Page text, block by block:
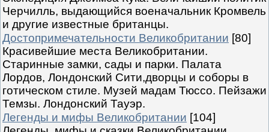
Черчилль, выдающийся военачальник Кромвель
и другие известные британцы.
Достопримечательности Великобритании [80]
Красивейшие места Великобритании.
Старинные замки, сады и парки. Палата
Лордов, Лондонский Сити,дворцы и соборы в
готическом стиле. Музей мадам Тюссо. Пейзажи
Темзы. Лондонский Тауэр.
Легенды и мифы Великобритании [104]